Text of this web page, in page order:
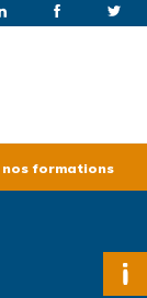
formations